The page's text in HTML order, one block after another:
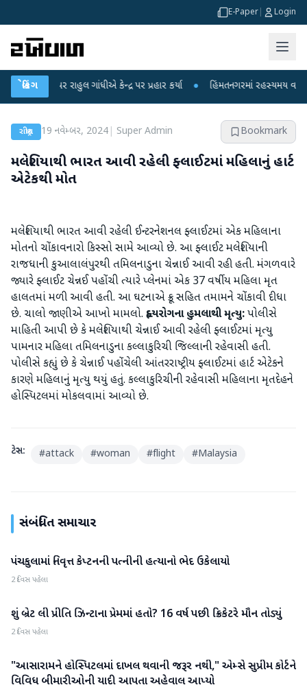
E-Paper Login
બ્રેકિંગ
પર રાહુલ ગાંધીએ કેન્દ્ર પર પ્રહાર કર્યા ● હિંમતનગરમાં રહસ્યમય વાયરસ કે
રાષ્ટ્રીય 19 નવેમ્બર, 2024| Super Admin Bookmark
મલેશિયાથી ભારત આવી રહેલી ફ્લાઈટમાં મહિલાનું હાર્ટ
એટેકથી મોત
મલેશિયાથી ભારત આવી રહેલી ઈન્ટરનેશનલ ફ્લાઈટમાં એક મહિલાના
મોતનો ચોંકાવનારો કિસ્સો સામે આવ્યો છે. આ ફ્લાઈટ મલેશિયાની
રાજધાની કુઆલાલંપુરથી તમિલનાડુના ચેન્નાઈ આવી રહી હતી. મંગળવારે
જ્યારે ફ્લાઈટ ચેન્નઈ પહોંચી ત્યારે પ્લેનમાં એક 37 વર્ષીય મહિલા મૃત
હાલતમાં મળી આવી હતી. આ ઘટનાએ ક્રૂ સહિત તમામને ચોંકાવી દીધા
છે. ચાલો જાણીએ આખો મામલો. હૃદયરોગના હુમલાથી મૃત્યુ:પોલીસે
માહિતી આપી છે કે મલેશિયાથી ચેન્નાઈ આવી રહેલી ફ્લાઈટમાં મૃત્યુ
પામનાર મહિલા તમિલનાડુના કલ્લાકુરિચી જિલ્લાની રહેવાસી હતી.
પોલીસે કહ્યું છે કે ચેન્નાઈ પહોંચેલી આંતરરાષ્ટ્રીય ફ્લાઈટમાં હાર્ટ એટેકને
કારણે મહિલાનું મૃત્યુ થયું હતું. કલ્લાકુરિચીની રહેવાસી મહિલાના મૃતદેહને
હોસ્પિટલમાં મોકલવામાં આવ્યો છે.
ટેગ્સ: #attack #woman #flight #Malaysia
સંબંધિત સમાચાર
રાષ્ટ્રીય
પંચકુલામાં નિવૃત્ત કેપ્ટનની પત્નીની હત્યાનો ભેદ ઉકેલાયો
2 દિવસ પહેલા
રાષ્ટ્રીય
શું બ્રેટ લી પ્રીતિ ઝિન્ટાના પ્રેમમાં હતો? 16 વર્ષ પછી ક્રિકેટરે મૌન તોડ્યું
2 દિવસ પહેલા
રાષ્ટ્રીય
"આસારામને હોસ્પિટલમાં દાખલ થવાની જરૂર નથી," એમ્સે સુપ્રીમ કોર્ટને
વિવિધ બીમારીઓની યાદી આપતા અહેવાલ આપ્યો